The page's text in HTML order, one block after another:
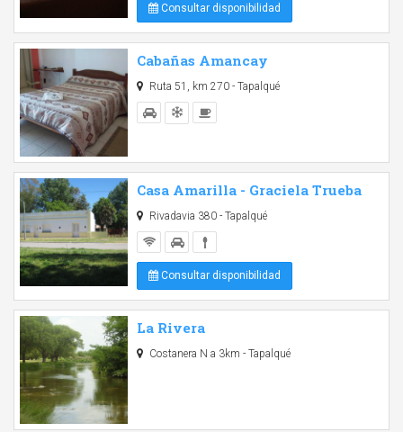
Consultar disponibilidad
Cabañas Amancay
Ruta 51, km 270 - Tapalqué
Casa Amarilla - Graciela Trueba
Rivadavia 380 - Tapalqué
Consultar disponibilidad
La Rivera
Costanera N a 3km - Tapalqué